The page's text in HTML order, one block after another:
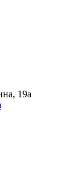
19а